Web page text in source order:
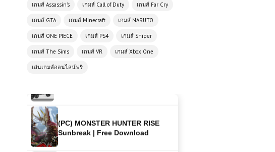
เกมส์ Assassin's เกมส์ Call of Duty เกมส์ Far Cry
เกมส์ GTA เกมส์ Minecraft เกมส์ NARUTO
เกมส์ ONE PIECE เกมส์ PS4 เกมส์ Sniper
เกมส์ The Sims เกมส์ VR เกมส์ Xbox One
เล่นเกมส์ออนไลน์ฟรี
เกมส์ออนไลน์ Mafia Getaway Cars
เกมส์ออนไลน์ Stickman Destruction
(PC) MONSTER HUNTER RISE
Sunbreak | Free Download